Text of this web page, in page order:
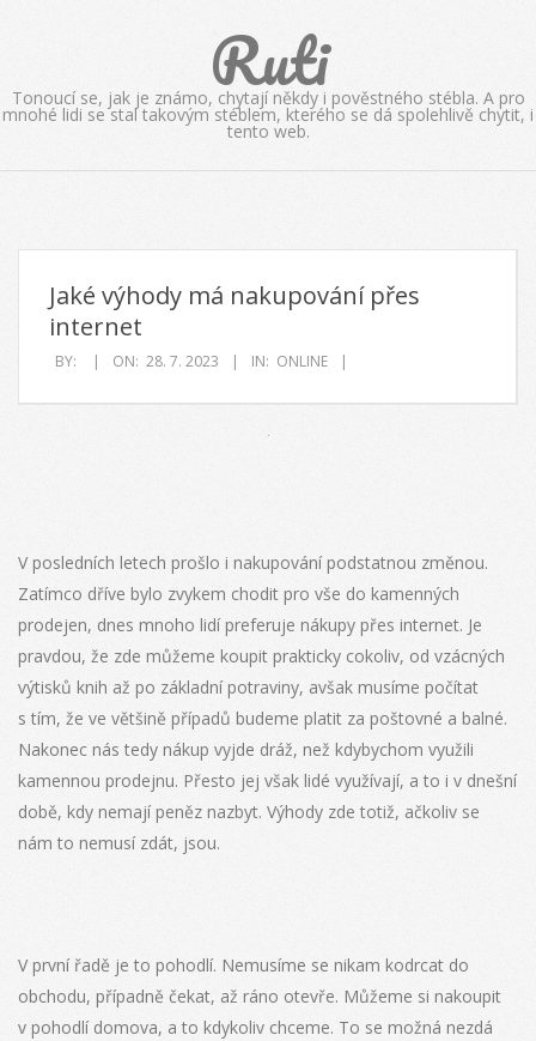
Ruti
Tonoucí se, jak je známo, chytají někdy i pověstného stébla. A pro
mnohé lidi se stal takovým stéblem, kterého se dá spolehlivě chytit, i
tento web.
Jaké výhody má nakupování přes
internet
BY: ON: 28. 7. 2023 IN: ONLINE
V posledních letech prošlo i nakupování podstatnou změnou.
Zatímco dříve bylo zvykem chodit pro vše do kamenných
prodejen, dnes mnoho lidí preferuje nákupy přes internet. Je
pravdou, že zde můžeme koupit prakticky cokoliv, od vzácných
výtisků knih až po základní potraviny, avšak musíme počítat
s tím, že ve většině případů budeme platit za poštovné a balné.
Nakonec nás tedy nákup vyjde dráž, než kdybychom využili
kamennou prodejnu. Přesto jej však lidé využívají, a to i v dnešní
době, kdy nemají peněz nazbyt. Výhody zde totiž, ačkoliv se
nám to nemusí zdát, jsou.
V první řadě je to pohodlí. Nemusíme se nikam kodrcat do
obchodu, případně čekat, až ráno otevře. Můžeme si nakoupit
v pohodlí domova, a to kdykoliv chceme. To se možná nezdá